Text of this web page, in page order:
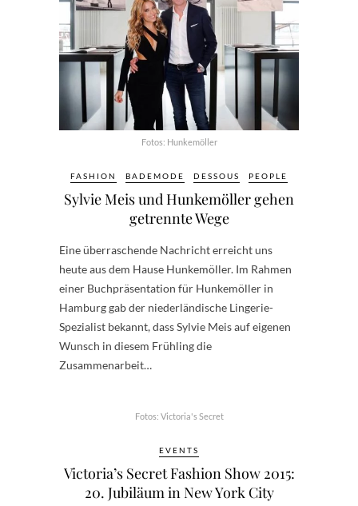
Fotos: Hunkemöller
FASHION BADEMODE DESSOUS PEOPLE
Sylvie Meis und Hunkemöller gehen
getrennte Wege
Eine überraschende Nachricht erreicht uns
heute aus dem Hause Hunkemöller. Im Rahmen
einer Buchpräsentation für Hunkemöller in
Hamburg gab der niederländische Lingerie-
Spezialist bekannt, dass Sylvie Meis auf eigenen
Wunsch in diesem Frühling die
Zusammenarbeit…
Fotos: Victoria's Secret
EVENTS
Victoria’s Secret Fashion Show 2015:
20. Jubiläum in New York City